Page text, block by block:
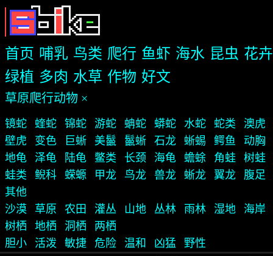
首页 哺乳 鸟类 爬行 鱼虾 海水 昆虫 花卉
绿植 多肉 水草 作物 好文
草原爬行动物 ×
镜蛇 蝰蛇 锦蛇 游蛇 蚺蛇 蟒蛇 水蛇 蛇类
澳虎
壁虎
变色 巨蜥 美鬣 鬣蜥 石龙 蜥蜴 鳄鱼
动胸
地龟
泽龟 陆龟 鳖类 长颈 海龟 蟾蜍 角蛙
树蛙
蛙类
鲵科 蝾螈 甲龙 鸟龙 兽龙 蜥龙 翼龙
腹足
其他
沙漠
草原 农田 灌丛 山地 丛林 雨林 湿地
海岸
树栖
地栖 洞栖
两栖
胆小
活泼 敏捷 危险 温和 凶猛 野性